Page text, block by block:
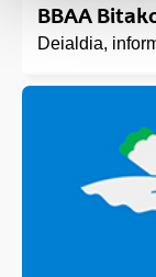
BBAA
Deialdia,